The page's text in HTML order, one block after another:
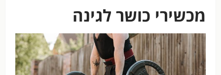
מכשירי כושר לגינה